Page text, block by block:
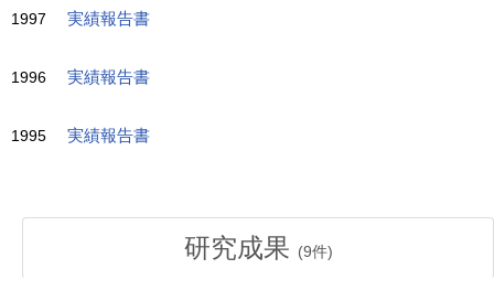
1997 実績報告書
1996 実績報告書
1995 実績報告書
研究成果 (9件)